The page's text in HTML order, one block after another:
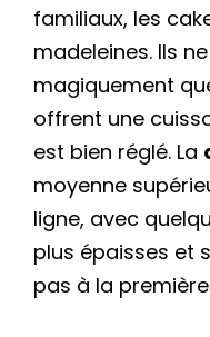
familiaux, les
madeleines. Ils
magiquement
offrent une
est bien réglé. La
moyenne
ligne, avec
plus épaisses et
pas à la